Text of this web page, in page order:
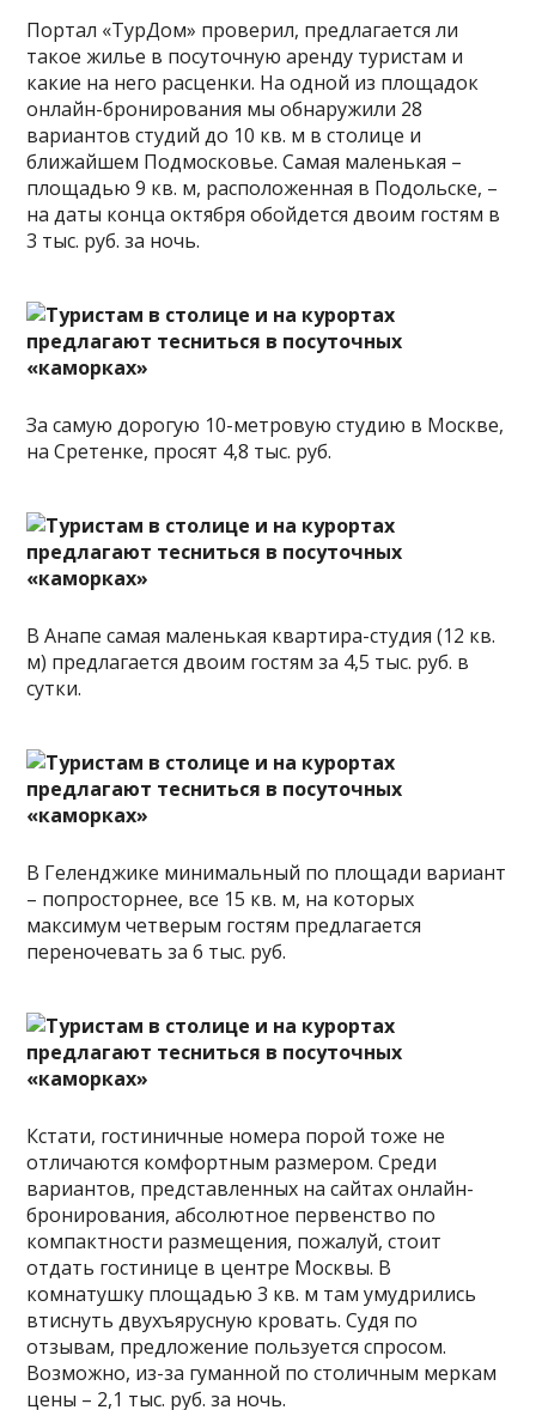
Портал «ТурДом» проверил, предлагается ли
такое жилье в посуточную аренду туристам и
какие на него расценки. На одной из площадок
онлайн-бронирования мы обнаружили 28
вариантов студий до 10 кв. м в столице и
ближайшем Подмосковье. Самая маленькая –
площадью 9 кв. м, расположенная в Подольске, –
на даты конца октября обойдется двоим гостям в
3 тыс. руб. за ночь.
За самую дорогую 10-метровую студию в Москве,
на Сретенке, просят 4,8 тыс. руб.
В Анапе самая маленькая квартира-студия (12 кв.
м) предлагается двоим гостям за 4,5 тыс. руб. в
сутки.
В Геленджике минимальный по площади вариант
– попросторнее, все 15 кв. м, на которых
максимум четверым гостям предлагается
переночевать за 6 тыс. руб.
Кстати, гостиничные номера порой тоже не
отличаются комфортным размером. Среди
вариантов, представленных на сайтах онлайн-
бронирования, абсолютное первенство по
компактности размещения, пожалуй, стоит
отдать гостинице в центре Москвы. В
комнатушку площадью 3 кв. м там умудрились
втиснуть двухъярусную кровать. Судя по
отзывам, предложение пользуется спросом.
Возможно, из-за гуманной по столичным меркам
цены – 2,1 тыс. руб. за ночь.